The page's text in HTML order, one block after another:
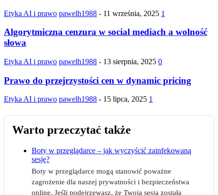
Etyka AI i prawo pawelh1988 - 11 września, 2025 1
Algorytmiczna cenzura w social mediach a wolność
słowa
Etyka AI i prawo pawelh1988 - 13 sierpnia, 2025 0
Prawo do przejrzystości cen w dynamic pricing
Etyka AI i prawo pawelh1988 - 15 lipca, 2025 1
Warto przeczytać także
Boty w przeglądarce – jak wyczyścić zainfekowaną
sesję?
Boty w przeglądarce mogą stanowić poważne
zagrożenie dla naszej prywatności i bezpieczeństwa
online. Jeśli podejrzewasz, że Twoja sesja została